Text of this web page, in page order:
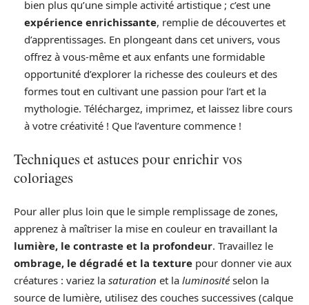
bien plus qu’une simple activité artistique ; c’est une
expérience enrichissante, remplie de découvertes et
d’apprentissages. En plongeant dans cet univers, vous
offrez à vous-même et aux enfants une formidable
opportunité d’explorer la richesse des couleurs et des
formes tout en cultivant une passion pour l’art et la
mythologie. Téléchargez, imprimez, et laissez libre cours
à votre créativité ! Que l’aventure commence !
Techniques et astuces pour enrichir vos
coloriages
Pour aller plus loin que le simple remplissage de zones,
apprenez à maîtriser la mise en couleur en travaillant la
lumière, le contraste et la profondeur. Travaillez le
ombrage, le dégradé et la texture pour donner vie aux
créatures : variez la saturation et la luminositéselon la
source de lumière, utilisez des couches successives (calque